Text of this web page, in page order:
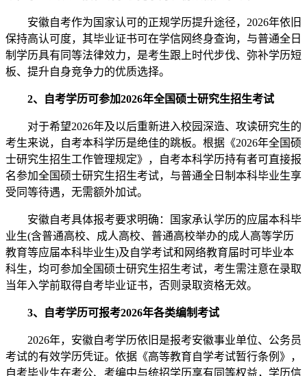
安徽自考作为国家认可的正规学历提升途径，2026年依旧
保持高认可度，其毕业证书可在学信网终身查询，与普通全日
制学历具有同等法律效力，是考生跟上时代步伐、弥补学历短
板、提升自身竞争力的优质选择。
2、自考学历可参加2026年全国硕士研究生招生考试
对于希望2026年及以后重新进入校园深造、攻读研究生的
考生来说，自考本科学历是绝佳的跳板。根据《2026年全国硕
士研究生招生工作管理规定》，自考本科学历持有者可直接报
名参加全国硕士研究生招生考试，与普通全日制本科毕业生享
受同等待遇，无需额外加试。
安徽自考具体报考要求明确：国家承认学历的应届本科毕
业生(含普通高校、成人高校、普通高校举办的成人高等学历
教育等应届本科毕业生)及自学考试和网络教育届时可毕业本
科生，均可参加全国硕士研究生招生考试，考生需注意在录取
当年入学前取得自考毕业证书，否则录取资格无效。
3、自考学历可报考2026年各类编制考试
2026年，安徽自考学历依旧是报考安徽事业单位、公务员
考试的有效学历凭证。依据《高等教育自学考试暂行条例》，
自考毕业生在考公、考编中与统招学历享有同等权益，学历信